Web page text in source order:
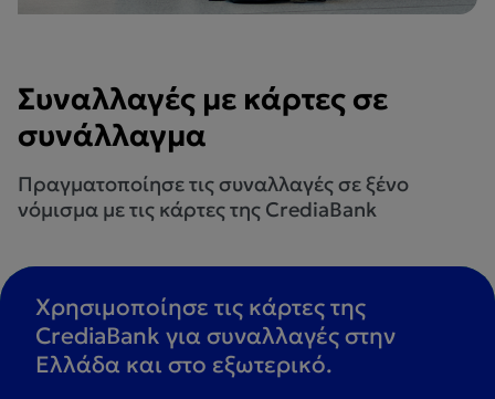
Συναλλαγές με κάρτες σε
συνάλλαγμα
Πραγματοποίησε τις συναλλαγές σε ξένο
νόμισμα με τις κάρτες της CrediaBank
Χρησιμοποίησε τις κάρτες της
CrediaBank για συναλλαγές στην
Ελλάδα και στο εξωτερικό.